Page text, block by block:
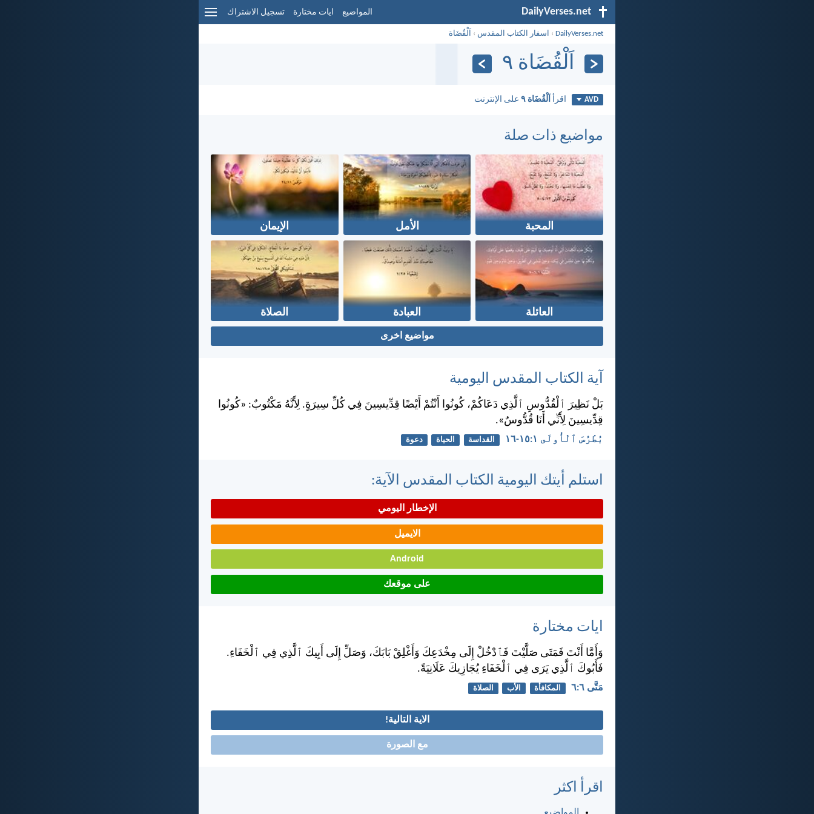
DailyVerses.net المواضيع ايات مختارة تسجيل الاشتراك
DailyVerses.net
› اسفار الكتاب المقدس › اَلْقُضَاة
اَلْقُضَاة ٩
AVD اقرأ اَلْقُضَاة ٩ على الإنترنت
مواضيع ذات صلة
المحبة الأمل الإيمان
العائلة العبادة الصلاة
مواضيع اخرى
آية الكتاب المقدس اليومية
بَلْ نَظِيرَ ٱلْقُدُّوسِ ٱلَّذِي دَعَاكُمْ، كُونُوا أَنْتُمْ أَيْضًا قِدِّيسِينَ فِي كُلِّ سِيرَةٍ. لِأَنَّهُ مَكْتُوبٌ: «كُونُوا
قِدِّيسِينَ لِأَنِّي أَنَا قُدُّوسٌ».
بُطْرُسَ ٱلْأُولَى ١:‏١٥-‏١٦ القداسة الحياة دعوة
استلم أيتك اليومية الكتاب المقدس الآية:
الإخطار اليومي
الايميل
Android
على موقعك
ايات مختارة
وَأَمَّا أَنْتَ فَمَتَى صَلَّيْتَ فَٱدْخُلْ إِلَى مِخْدَعِكَ وَأَغْلِقْ بَابَكَ، وَصَلِّ إِلَى أَبِيكَ ٱلَّذِي فِي ٱلْخَفَاءِ.
فَأَبُوكَ ٱلَّذِي يَرَى فِي ٱلْخَفَاءِ يُجَازِيكَ عَلَانِيَةً.
مَتَّى ٦:‏٦ المكافأة الأب الصلاة
الاية التالية!
مع الصورة
اقرأ اكثر